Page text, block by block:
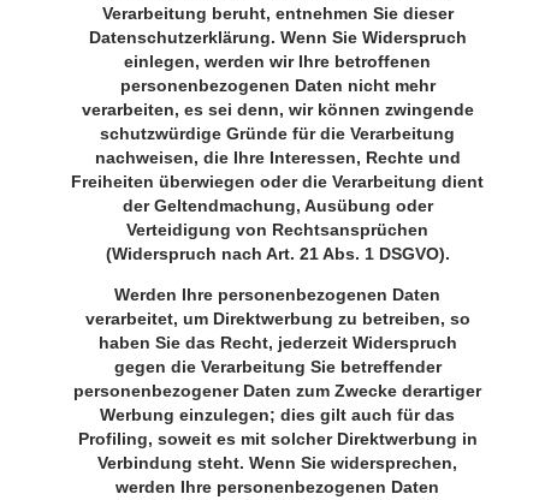
Verarbeitung beruht, entnehmen Sie dieser
Datenschutzerklärung. Wenn Sie Widerspruch
einlegen, werden wir Ihre betroffenen
personenbezogenen Daten nicht mehr
verarbeiten, es sei denn, wir können zwingende
schutzwürdige Gründe für die Verarbeitung
nachweisen, die Ihre Interessen, Rechte und
Freiheiten überwiegen oder die Verarbeitung dient
der Geltendmachung, Ausübung oder
Verteidigung von Rechtsansprüchen
(Widerspruch nach Art. 21 Abs. 1 DSGVO).
Werden Ihre personenbezogenen Daten
verarbeitet, um Direktwerbung zu betreiben, so
haben Sie das Recht, jederzeit Widerspruch
gegen die Verarbeitung Sie betreffender
personenbezogener Daten zum Zwecke derartiger
Werbung einzulegen; dies gilt auch für das
Profiling, soweit es mit solcher Direktwerbung in
Verbindung steht. Wenn Sie widersprechen,
werden Ihre personenbezogenen Daten